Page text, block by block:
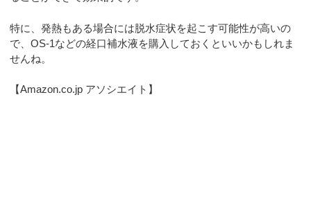
特に、発熱もある場合には脱水症状を起こす可能性が高いの
で、OS-1などの経口補水液を購入しておくといいかもしれま
せんね。
【Amazon.co.jp アソシエイト】